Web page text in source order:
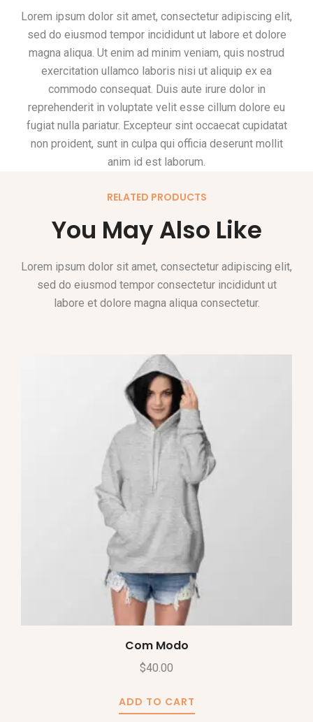
Lorem ipsum dolor sit amet, consectetur adipiscing elit,
sed do eiusmod tempor incididunt ut labore et dolore
magna aliqua. Ut enim ad minim veniam, quis nostrud
exercitation ullamco laboris nisi ut aliquip ex ea
commodo consequat. Duis aute irure dolor in
reprehenderit in voluptate velit esse cillum dolore eu
fugiat nulla pariatur. Excepteur sint occaecat cupidatat
non proident, sunt in culpa qui officia deserunt mollit
anim id est laborum.
RELATED PRODUCTS
You May Also Like
Lorem ipsum dolor sit amet, consectetur adipiscing elit,
sed do eiusmod tempor consectetur incididunt ut
labore et dolore magna aliqua consectetur.
Com Modo
$40.00
ADD TO CART